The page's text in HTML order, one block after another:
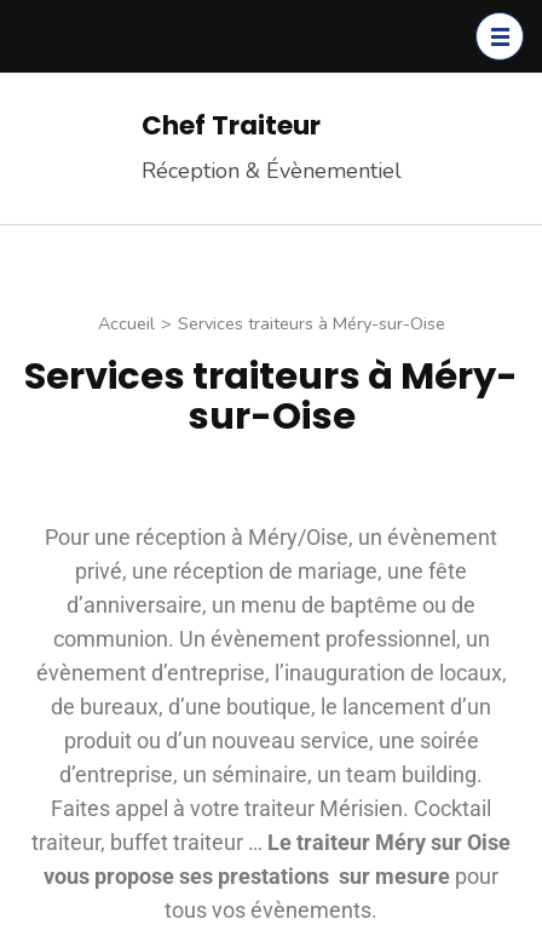
Chef Traiteur
Réception & Évènementiel
Accueil > Services traiteurs à Méry-sur-Oise
Services traiteurs à Méry-
sur-Oise
Pour une réception à Méry/Oise, un évènement
privé, une réception de mariage, une fête
d’anniversaire, un menu de baptême ou de
communion. Un évènement professionnel, un
évènement d’entreprise, l’inauguration de locaux,
de bureaux, d’une boutique, le lancement d’un
produit ou d’un nouveau service, une soirée
d’entreprise, un séminaire, un team building.
Faites appel à votre traiteur Mérisien. Cocktail
traiteur, buffet traiteur … Le traiteur Méry sur Oise
vous propose ses prestations sur mesure pour
tous vos évènements.